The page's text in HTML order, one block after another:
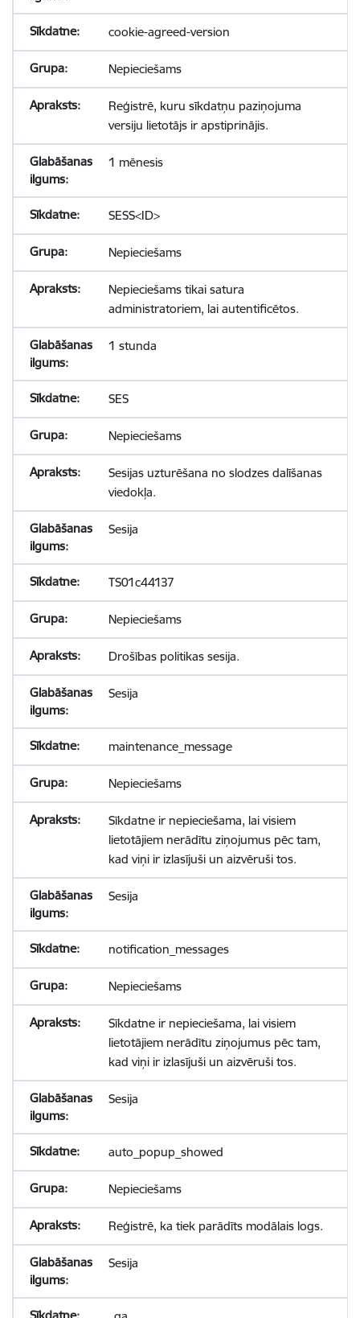
cookie-agreed-version
Nepieciešams
Reģistrē, kuru sīkdatņu paziņojuma
versiju lietotājs ir apstiprinājis.
1 mēnesis
SESS<ID>
Nepieciešams
Nepieciešams tikai satura
administratoriem, lai autentificētos.
1 stunda
SES
Nepieciešams
Sesijas uzturēšana no slodzes dalīšanas
viedokļa.
Sesija
TS01c44137
Nepieciešams
Drošības politikas sesija.
Sesija
maintenance_message
Nepieciešams
Sīkdatne ir nepieciešama, lai visiem
lietotājiem nerādītu ziņojumus pēc tam,
kad viņi ir izlasījuši un aizvēruši tos.
Sesija
notification_messages
Nepieciešams
Sīkdatne ir nepieciešama, lai visiem
lietotājiem nerādītu ziņojumus pēc tam,
kad viņi ir izlasījuši un aizvēruši tos.
Sesija
auto_popup_showed
Nepieciešams
Reģistrē, ka tiek parādīts modālais logs.
Sesija